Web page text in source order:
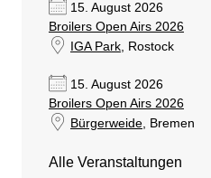
15. August 2026
Broilers Open Airs 2026
IGA Park, Rostock
15. August 2026
Broilers Open Airs 2026
Bürgerweide, Bremen
Alle Veranstaltungen